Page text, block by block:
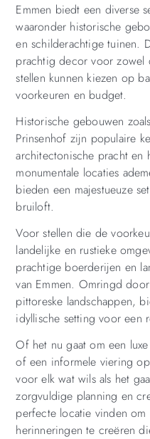
Emmen biedt een diverse
waaronder historische
en schilderachtige tuinen.
prachtig decor voor zowel
stellen kunnen kiezen op
voorkeuren en budget.
Historische gebouwen
Prinsenhof zijn populaire
architectonische pracht en
monumentale locaties
bieden een majestueuze
bruiloft.
Voor stellen die de
landelijke en rustieke
prachtige boerderijen en
van Emmen. Omringd
pittoreske landschappen,
idyllische setting voor een
Of het nu gaat om een
of een informele viering
voor elk wat wils als het
zorgvuldige planning en
perfecte locatie vinden
herinneringen te creëren